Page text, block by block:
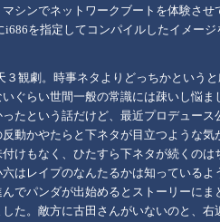
シンでネットワークブートを体験さ
i686を指定してコンパイルしたイメー
３観劇。時事ネタよりどっちかという
ぐらい世間一般の常識には疎いし悩ま
たという話だけど、最近プロデュー
動かやたらと下ネタが目立つような
けもなく、ひたすら下ネタが続くの
はレイプのなんたるかは知っているよ
んでパンダが出始めるとストーリーに
た。敵方に古田さんがいないのと、